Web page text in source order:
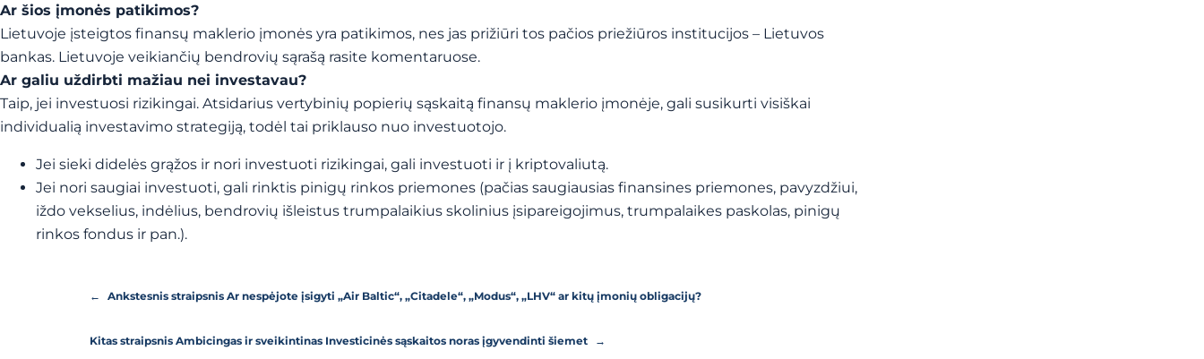
Ar šios įmonės patikimos?
Lietuvoje įsteigtos finansų maklerio įmonės yra patikimos, nes jas prižiūri tos pačios priežiūros institucijos – Lietuvos
bankas. Lietuvoje veikiančių bendrovių sąrašą rasite komentaruose.
Ar galiu uždirbti mažiau nei investavau?
Taip, jei investuosi rizikingai. Atsidarius vertybinių popierių sąskaitą finansų maklerio įmonėje, gali susikurti visiškai
individualią investavimo strategiją, todėl tai priklauso nuo investuotojo.
Jei sieki didelės grąžos ir nori investuoti rizikingai, gali investuoti ir į kriptovaliutą.
Jei nori saugiai investuoti, gali rinktis pinigų rinkos priemones (pačias saugiausias finansines priemones, pavyzdžiui,
iždo vekselius, indėlius, bendrovių išleistus trumpalaikius skolinius įsipareigojimus, trumpalaikes paskolas, pinigų
rinkos fondus ir pan.).
← Ankstesnis straipsnis Ar nespėjote įsigyti „Air Baltic“, „Citadele“, „Modus“, „LHV“ ar kitų įmonių obligacijų?
Kitas straipsnis Ambicingas ir sveikintinas Investicinės sąskaitos noras įgyvendinti šiemet →